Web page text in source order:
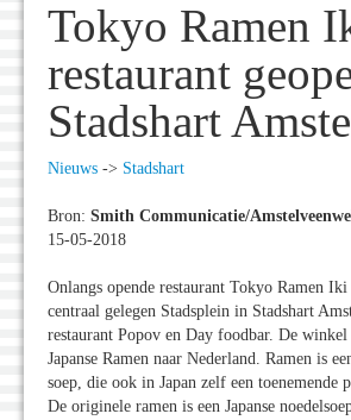
Tokyo Ramen
restaurant
Stadshart
Nieuws -> Stadshart
Bron: Smith Communicatie/
15-05-2018
Onlangs opende restaurant Tokyo Ramen Iki
centraal gelegen Stadsplein in Stadshart
restaurant Popov en Day foodbar. De
Japanse Ramen naar Nederland. Ramen is
soep, die ook in Japan zelf een toenemende
De originele ramen is een Japanse